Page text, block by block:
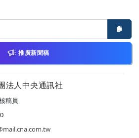
推廣新聞稿
法人中央通訊社
稿員